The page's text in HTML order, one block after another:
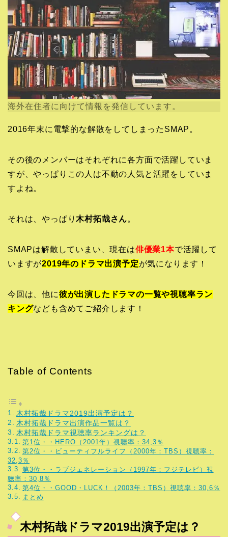
海外在住者に向けて情報を発信しています。
2016年末に電撃的な解散をしてしまったSMAP。
その後のメンバーはそれぞれに各方面で活躍していま
すが、やっぱりこの人は不動の人気と活躍をしていま
すよね。
それは、やっぱり木村拓哉さん。
SMAPは解散していまい、現在は俳優業1本で活躍して
いますが2019年のドラマ出演予定が気になります！
今回は、他に彼が出演したドラマの一覧や視聴率ラン
キングなども含めてご紹介します！
Table of Contents
木村拓哉ドラマ2019出演予定は？
木村拓哉ドラマ出演作品一覧は？
木村拓哉ドラマ視聴率ランキングは？
第1位・・HERO（2001年）視聴率：34,3％
第2位・・ビューティフルライフ（2000年：TBS）視聴率：
32,3％
第3位・・ラブジェネレーション（1997年：フジテレビ）視
聴率：30,8％
第4位・・GOOD・LUCK！（2003年：TBS）視聴率：30,6％
まとめ
木村拓哉ドラマ2019出演予定は？